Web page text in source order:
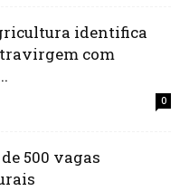
identifica
com
0
500 vagas